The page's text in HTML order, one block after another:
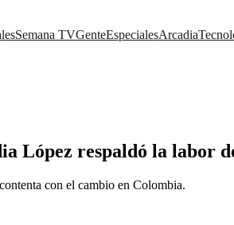
Semana TVGenteEspecialesArcadia
López respaldó la labor
con el cambio en Colombia.